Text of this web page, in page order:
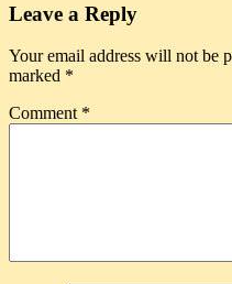
Leave a Reply
Your email address will not be
marked *
Comment *